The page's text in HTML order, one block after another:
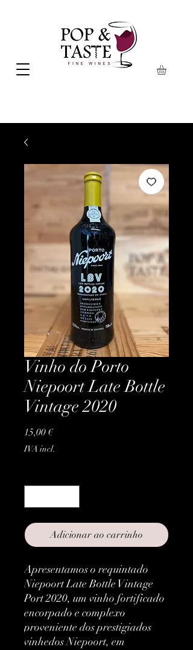
Vinho do Porto
Niepoort Late Bottle
Vintage 2020
15,00 €Preço
IVA incl.
Adicionar ao carrinho
Apresentamos o requintado
Niepoort Late Bottle Vintage
Port 2020, um vinho fortificado
encorpado e complexo
proveniente dos prestigiados
vinhedos Niepoort, em